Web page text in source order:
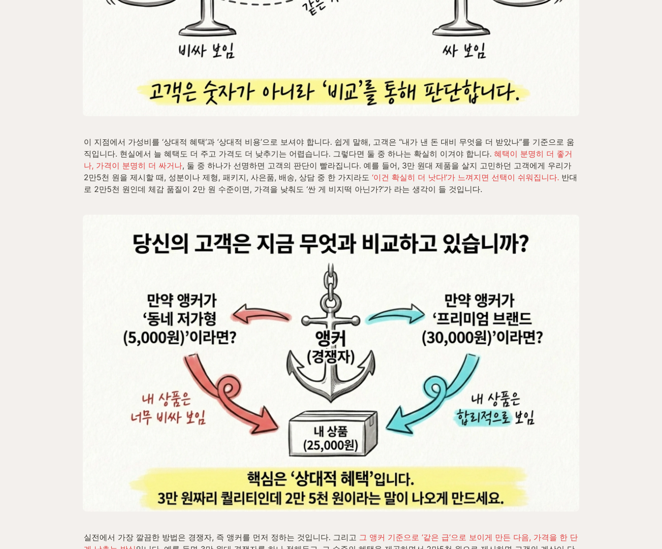
이 지점에서 가성비를 ‘상대적 혜택’과 ‘상대적 비용’으로 보셔야 합니다. 쉽게 말해, 고객은 “내가 낸 돈 대비 무엇을 더 받았나”를 기준으로 움
직입니다. 현실에서 늘 혜택도 더 주고 가격도 더 낮추기는 어렵습니다. 그렇다면 둘 중 하나는 확실히 이겨야 합니다. 혜택이 분명히 더 좋거
나, 가격이 분명히 더 싸거나, 둘 중 하나가 선명하면 고객의 판단이 빨라집니다. 예를 들어, 3만 원대 제품을 살지 고민하던 고객에게 우리가
2만5천 원을 제시할 때, 성분이나 제형, 패키지, 사은품, 배송, 상담 중 한 가지라도 ‘이건 확실히 더 낫다!’가 느껴지면 선택이 쉬워집니다. 반대
로 2만5천 원인데 체감 품질이 2만 원 수준이면, 가격을 낮춰도 ‘싼 게 비지떡 아닌가?’가 라는 생각이 들 것입니다.
실전에서 가장 깔끔한 방법은 경쟁자, 즉 앵커를 먼저 정하는 것입니다. 그리고 그 앵커 기준으로 ‘같은 급’으로 보이게 만든 다음, 가격을 한 단